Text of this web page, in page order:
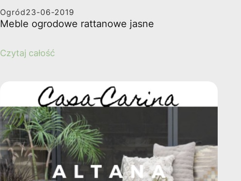
Ogród23-06-2019
Meble ogrodowe rattanowe jasne
Czytaj całość